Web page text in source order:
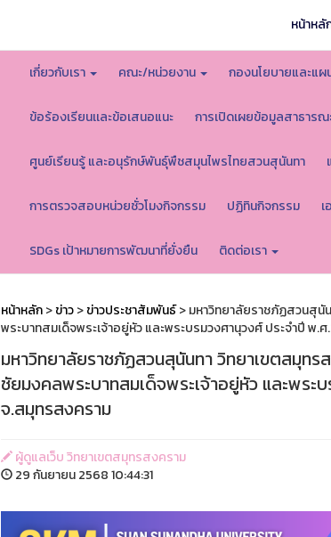
หน้าหลั
เกี่ยวกับเรา คณะ/หน่วยงาน กองนโยบายและแผ
ข้อร้องเรียนเเละข้อเสนอแนะ การเปิดเผยข้อมูลสาธารณ
ศูนย์เรียนรู้ และอนุรักษ์พันธุ์พืชสมุนไพรไทยสวนสุนันทา
การตรวจสอบหน่วยชั่วโมงกิจกรรม ปฏิทินกิจกรรม
SDGs เป้าหมายการพัฒนาที่ยั่งยืน ติดต่อเรา
หน้าหลัก>ข่าว>ข่าวประชาสัมพันธ์> มหาวิทยาลัยราชภัฏสวนสุนั
พระบาทสมเด็จพระเจ้าอยู่หัว และพระบรมวงศานุวงศ์ ประจำปี
มหาวิทยาลัยราชภัฏสวนสุนันทา วิทยาเขตสมุท
ชัยมงคลพระบาทสมเด็จพระเจ้าอยู่หัว และพร
จ.สมุทรสงคราม
ผู้ดูแลเว็บ วิทยาเขตสมุทรสงคราม
29 กันยายน 2568 10:44:31